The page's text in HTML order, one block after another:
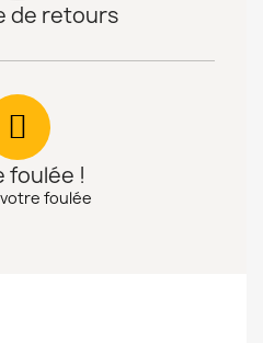
de retours
foulée !
foulée